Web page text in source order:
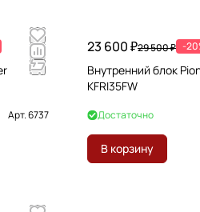
Арт.6737
23 600 ₽29 500 ₽ -
Внутренний блок
KFRI35FW
Достаточно
В корзину